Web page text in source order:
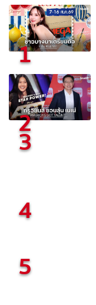
1
2
3
4
5